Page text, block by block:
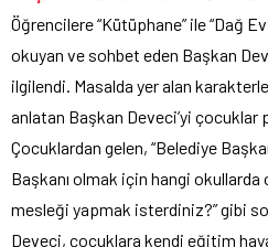
Öğrencilere “Kütüphane” ile “Dağ
okuyan ve sohbet eden Başkan
ilgilendi. Masalda yer alan
anlatan Başkan Deveci’yi çocuklar
Çocuklardan gelen, “Belediye
Başkanı olmak için hangi okullarda
mesleği yapmak isterdiniz?” gibi
Deveci, çocuklara kendi eğitim